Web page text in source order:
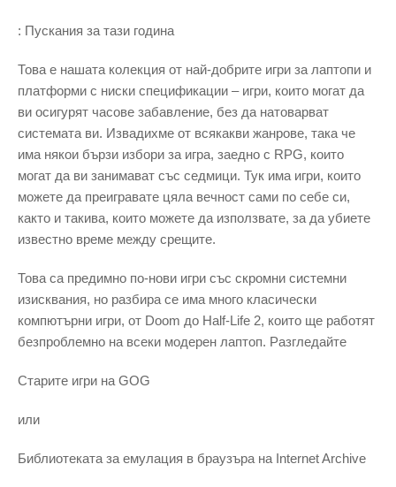
: Пускания за тази година
Това е нашата колекция от най-добрите игри за лаптопи и
платформи с ниски спецификации – игри, които могат да
ви осигурят часове забавление, без да натоварват
системата ви. Извадихме от всякакви жанрове, така че
има някои бързи избори за игра, заедно с RPG, които
могат да ви занимават със седмици. Тук има игри, които
можете да преигравате цяла вечност сами по себе си,
както и такива, които можете да използвате, за да убиете
известно време между срещите.
Това са предимно по-нови игри със скромни системни
изисквания, но разбира се има много класически
компютърни игри, от Doom до Half-Life 2, които ще работят
безпроблемно на всеки модерен лаптоп. Разгледайте
Старите игри на GOG
или
Библиотеката за емулация в браузъра на Internet Archive